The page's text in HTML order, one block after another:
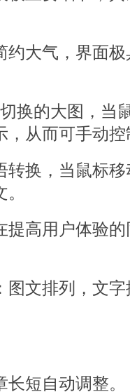
约大气，界面
换的大图，当
，从而可手动
转换，当鼠标
提高用户体验
图文排列，文
短自动调整。